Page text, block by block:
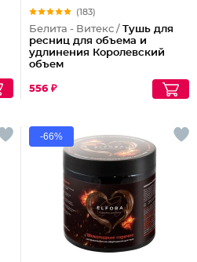
(183)
Белита - Витекс / Тушь для
ресниц для объема и
удлинения Королевский
объем
556 ₽
-66%